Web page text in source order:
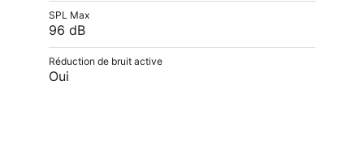
SPL Max
96 dB
Réduction de bruit active
Oui